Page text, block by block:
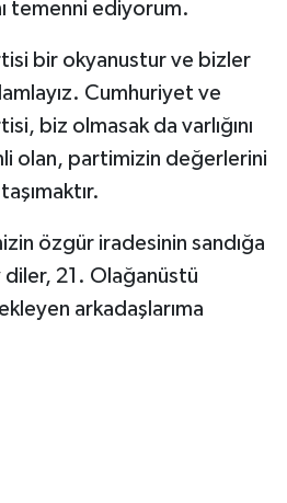
temenni ediyorum.
bir okyanustur ve bizler
Cumhuriyet ve
biz olmasak da varlığını
olan, partimizin değerlerini
özgür iradesinin sandığa
diler, 21. Olağanüstü
arkadaşlarıma